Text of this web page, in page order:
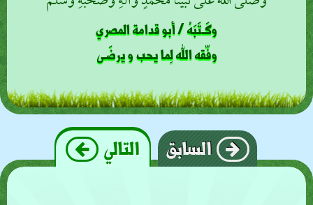
وكَـتَبَهُ / أبو قدامة المصري
وفّقه الله لِما يحب و يرضَـى
السابق التالي